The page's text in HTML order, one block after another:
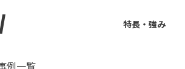
特長・強み
例一覧